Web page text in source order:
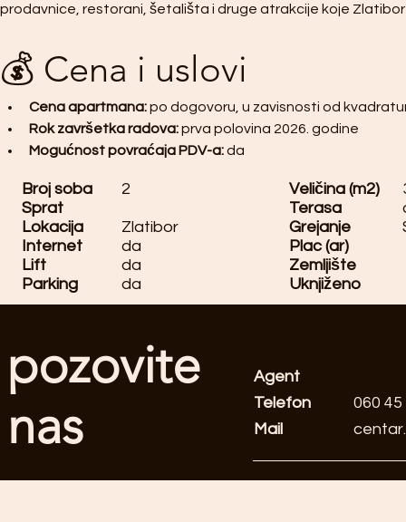
prodavnice, restorani, šetališta i druge atrakcije koje Zlatibor
💰 Cena i uslovi
Cena apartmana: po dogovoru, u zavisnosti od
Rok završetka radova: prva polovina 2026. godine
Mogućnost povraćaja PDV-a: da
Broj soba 2 Veličina (m2)
Sprat
Terasa
Lokacija
Zlatibor Grejanje
Internet
da
Plac (ar)
Lift
da
Zemljište
Parking
da Uknjiženo
pozovite
nas
Agent
Telefon
060 45
Mail